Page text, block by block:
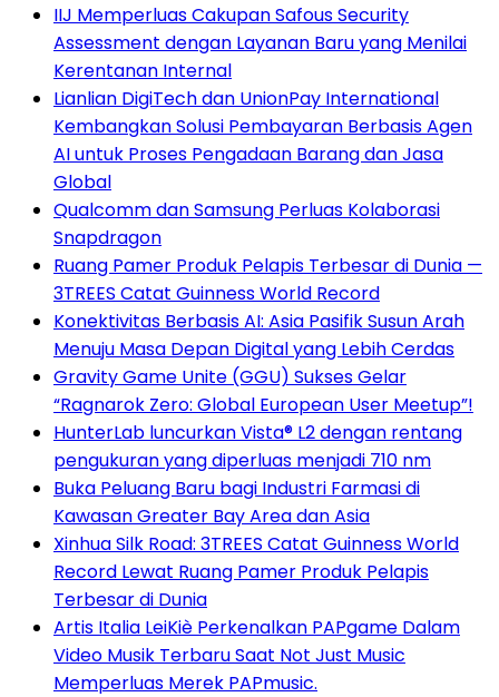
IIJ Memperluas Cakupan Safous Security
Assessment dengan Layanan Baru yang Menilai
Kerentanan Internal
Lianlian DigiTech dan UnionPay International
Kembangkan Solusi Pembayaran Berbasis Agen
AI untuk Proses Pengadaan Barang dan Jasa
Global
Qualcomm dan Samsung Perluas Kolaborasi
Snapdragon
Ruang Pamer Produk Pelapis Terbesar di Dunia —
3TREES Catat Guinness World Record
Konektivitas Berbasis AI: Asia Pasifik Susun Arah
Menuju Masa Depan Digital yang Lebih Cerdas
Gravity Game Unite (GGU) Sukses Gelar
“Ragnarok Zero: Global European User Meetup”!
HunterLab luncurkan Vista® L2 dengan rentang
pengukuran yang diperluas menjadi 710 nm
Buka Peluang Baru bagi Industri Farmasi di
Kawasan Greater Bay Area dan Asia
Xinhua Silk Road: 3TREES Catat Guinness World
Record Lewat Ruang Pamer Produk Pelapis
Terbesar di Dunia
Artis Italia LeiKiè Perkenalkan PAPgame Dalam
Video Musik Terbaru Saat Not Just Music
Memperluas Merek PAPmusic.